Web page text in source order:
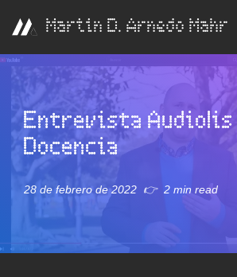
al
contenido
Martin D. Arnedo Mahr
Entrevista Audiolis
Docencia
28 de febrero de 2022 2 min read